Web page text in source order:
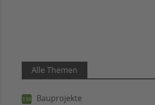
Alle Themen
134 Bauprojekte